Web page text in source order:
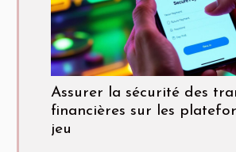
Assurer la sécurité des
financières sur les
jeu